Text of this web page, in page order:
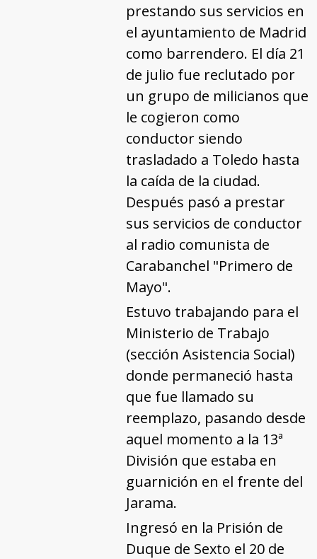
prestando sus servicios en
el ayuntamiento de Madrid
como barrendero. El día 21
de julio fue reclutado por
un grupo de milicianos que
le cogieron como
conductor siendo
trasladado a Toledo hasta
la caída de la ciudad.
Después pasó a prestar
sus servicios de conductor
al radio comunista de
Carabanchel "Primero de
Mayo".
Estuvo trabajando para el
Ministerio de Trabajo
(sección Asistencia Social)
donde permaneció hasta
que fue llamado su
reemplazo, pasando desde
aquel momento a la 13ª
División que estaba en
guarnición en el frente del
Jarama.
Ingresó en la Prisión de
Duque de Sexto el 20 de